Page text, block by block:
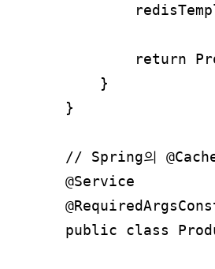
return
    }
}
// Spring의
@Service
public class